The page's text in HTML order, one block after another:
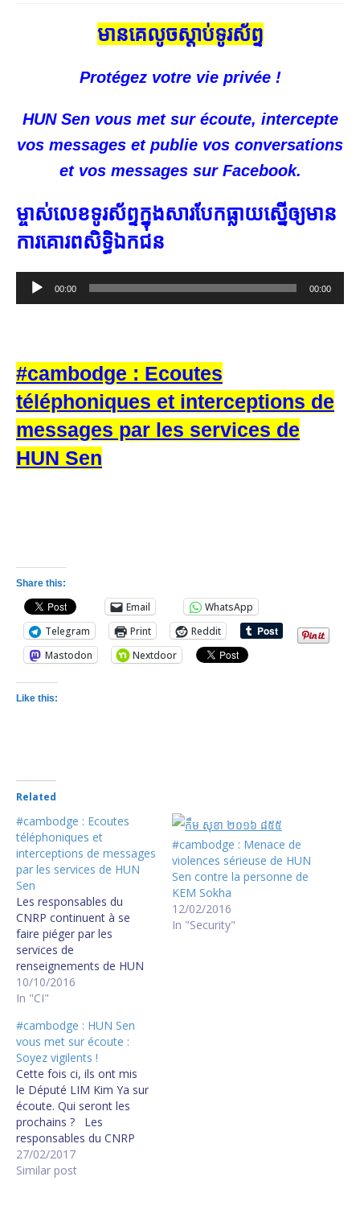
មានគេលូចស្ដាប់ទូរស័ព្ទ
Protégez votre vie privée !
HUN Sen vous met sur écoute, intercepte
vos messages et publie vos conversations
et vos messages sur Facebook.
ម្ចាស់​លេខ​ទូរស័ព្ទ​ក្នុង​សារ​បែក​ធ្លាយ​ស្នើ​ឲ្យ​មាន​
ការ​គោរព​សិទ្ធិ​ឯកជន
Audio
Player
00:00 00:00
#cambodge : Ecoutes
téléphoniques et interceptions de
messages par les services de
HUN Sen
Share this:
Email
WhatsApp
Telegram
Print
Reddit
Mastodon
Nextdoor
Like this:
Related
#cambodge : Ecoutes
téléphoniques et
interceptions de messages
par les services de HUN
Sen
Les responsables du
CNRP continuent à se
faire piéger par les
services de
renseignements de HUN
Sen qui procèdent à des
écoutes téléphoniques et
messages. Quand le
CNRP se rendra-t-il
compte de ce danger ?
Incompréhensible ! *
Installez l'application
WhatsApp sur votre
smartphone. Elle
protègera vos messages
et appels…
10/10/2016
In "CI"
#cambodge : Menace de
violences sérieuse de HUN
Sen contre la personne de
KEM Sokha
12/02/2016
In "Security"
#cambodge : HUN Sen
vous met sur écoute :
Soyez vigilents !
Cette fois ci, ils ont mis
le Député LIM Kim Ya sur
écoute. Qui seront les
prochains ? Les
responsables du CNRP
continuent à se faire
piéger par les services de
27/02/2017
Similar post